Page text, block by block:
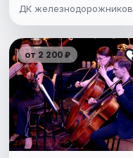
ДК железнодорожников
от 2 200 ₽